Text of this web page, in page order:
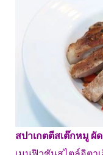
สปาเกตตีสเต๊กหมู ผั